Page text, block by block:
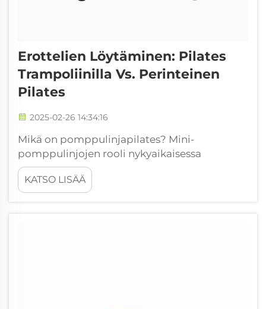
Erottelien Löytäminen: Pilates
Trampoliinilla Vs. Perinteinen
Pilates
2025-02-26 14:34:16
Mikä on pomppulinjapilates? Mini-
pomppulinjojen rooli nykyaikaisessa
kuntoilussa Pomppulinjapilates antaa
ihmisille täysin uudenlaisen tavan tehdä
harjoituksiaan lisäämällä mini-
KATSO LISÄÄ